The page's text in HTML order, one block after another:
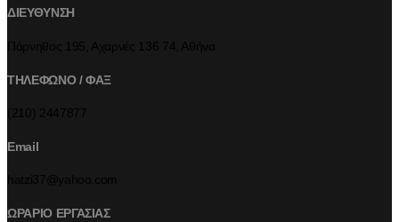
ΔΙΕΥΘΥΝΣΗ
ΤΗΛΕΦΩΝΟ / ΦΑΞ
Email
ΩΡΑΡΙΟ ΕΡΓΑΣΙΑΣ